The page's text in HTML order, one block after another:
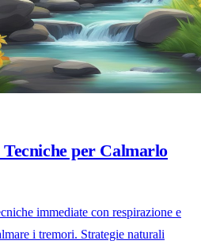
per Calmarlo
immediate con respirazione e
i tremori. Strategie naturali